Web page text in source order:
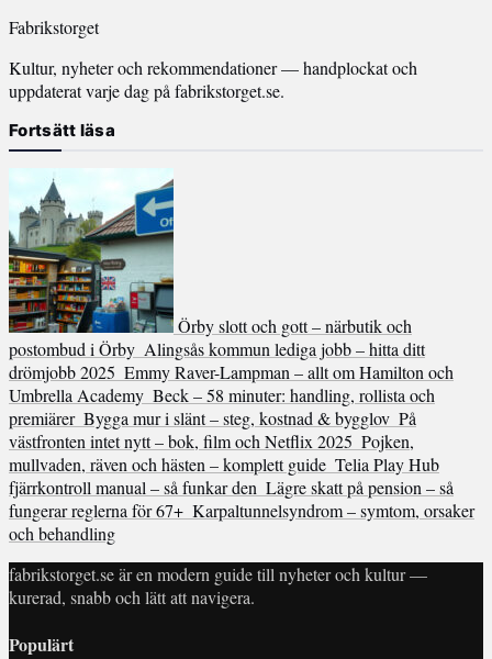
Fabrikstorget
Kultur, nyheter och rekommendationer — handplockat och
uppdaterat varje dag på fabrikstorget.se.
Fortsätt läsa
Örby slott och gott – närbutik och
postombud i Örby Alingsås kommun lediga jobb – hitta ditt
drömjobb 2025 Emmy Raver-Lampman – allt om Hamilton och
Umbrella Academy Beck – 58 minuter: handling, rollista och
premiärer Bygga mur i slänt – steg, kostnad & bygglov På
västfronten intet nytt – bok, film och Netflix 2025 Pojken,
mullvaden, räven och hästen – komplett guide Telia Play Hub
fjärrkontroll manual – så funkar den Lägre skatt på pension – så
fungerar reglerna för 67+ Karpaltunnelsyndrom – symtom, orsaker
och behandling
fabrikstorget.se är en modern guide till nyheter och kultur —
kurerad, snabb och lätt att navigera.
Populärt